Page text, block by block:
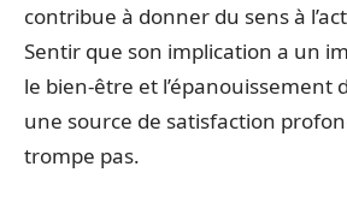
contribue à donner du sens à
Sentir que son implication a un
le bien-être et l’épanouissement
une source de satisfaction
trompe pas.